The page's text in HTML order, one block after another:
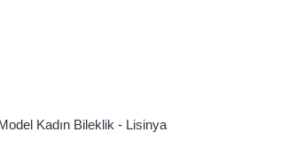
Kadın Bileklik - Lisinya